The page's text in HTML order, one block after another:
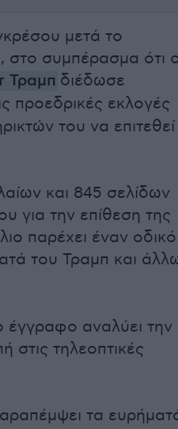
μετά το
στο συμπέρασμα ότι
Τραμπ διέδωσε
προεδρικές εκλογές
του να επιτεθεί
και 845 σελίδων
για την επίθεση της
παρέχει έναν οδικό
του Τραμπ και
αναλύει την
στις τηλεοπτικές
τα